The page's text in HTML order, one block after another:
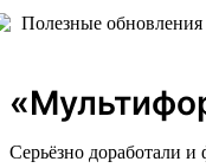
Серьёзно доработали